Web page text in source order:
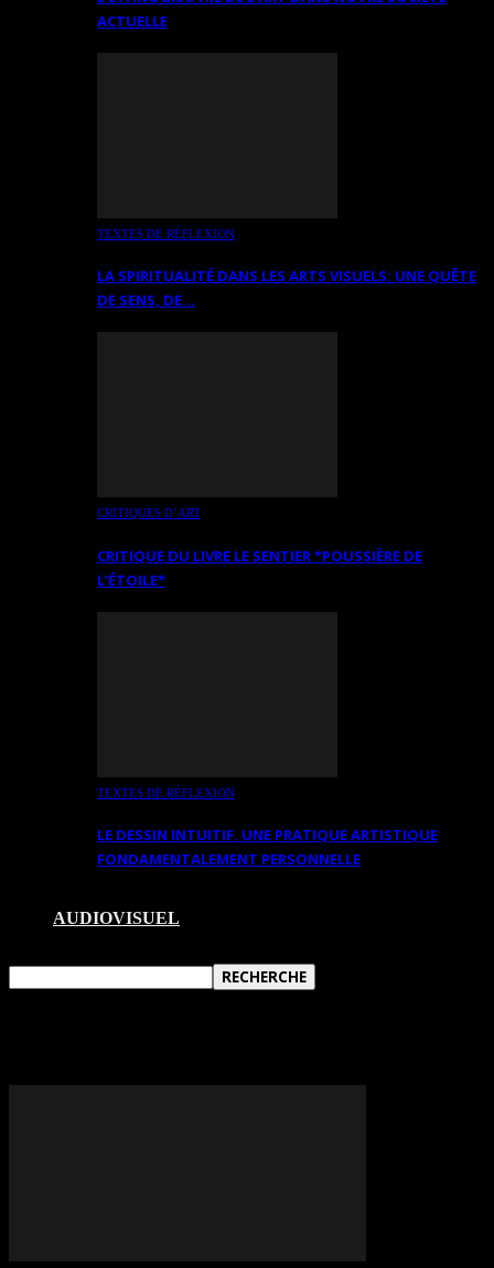
ACTUELLE
TEXTES DE RÉFLEXION
LA SPIRITUALITÉ DANS LES ARTS VISUELS: UNE QUÊTE
DE SENS, DE…
CRITIQUES D’ART
CRITIQUE DU LIVRE LE SENTIER *POUSSIÈRE DE
L’ÉTOILE*
TEXTES DE RÉFLEXION
LE DESSIN INTUITIF. UNE PRATIQUE ARTISTIQUE
FONDAMENTALEMENT PERSONNELLE
AUDIOVISUEL